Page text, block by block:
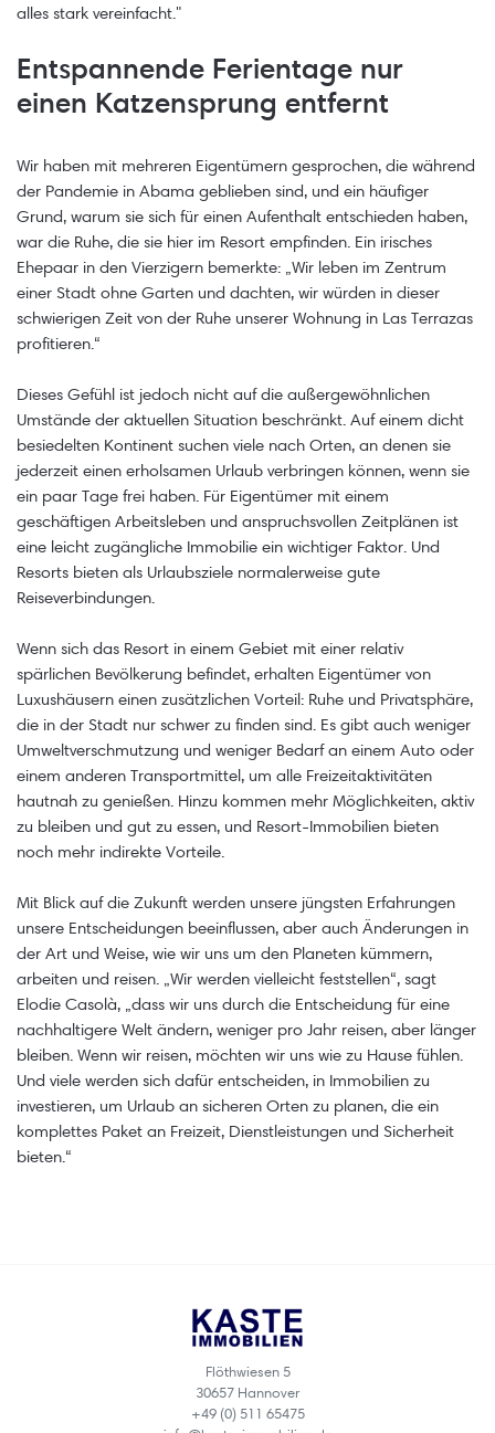
alles stark vereinfacht."
Entspannende Ferientage nur
einen Katzensprung entfernt
Wir haben mit mehreren Eigentümern gesprochen, die während
der Pandemie in Abama geblieben sind, und ein häufiger
Grund, warum sie sich für einen Aufenthalt entschieden haben,
war die Ruhe, die sie hier im Resort empfinden. Ein irisches
Ehepaar in den Vierzigern bemerkte: „Wir leben im Zentrum
einer Stadt ohne Garten und dachten, wir würden in dieser
schwierigen Zeit von der Ruhe unserer Wohnung in Las Terrazas
profitieren.“
Dieses Gefühl ist jedoch nicht auf die außergewöhnlichen
Umstände der aktuellen Situation beschränkt. Auf einem dicht
besiedelten Kontinent suchen viele nach Orten, an denen sie
jederzeit einen erholsamen Urlaub verbringen können, wenn sie
ein paar Tage frei haben. Für Eigentümer mit einem
geschäftigen Arbeitsleben und anspruchsvollen Zeitplänen ist
eine leicht zugängliche Immobilie ein wichtiger Faktor. Und
Resorts bieten als Urlaubsziele normalerweise gute
Reiseverbindungen.
Wenn sich das Resort in einem Gebiet mit einer relativ
spärlichen Bevölkerung befindet, erhalten Eigentümer von
Luxushäusern einen zusätzlichen Vorteil: Ruhe und Privatsphäre,
die in der Stadt nur schwer zu finden sind. Es gibt auch weniger
Umweltverschmutzung und weniger Bedarf an einem Auto oder
einem anderen Transportmittel, um alle Freizeitaktivitäten
hautnah zu genießen. Hinzu kommen mehr Möglichkeiten, aktiv
zu bleiben und gut zu essen, und Resort-Immobilien bieten
noch mehr indirekte Vorteile.
Mit Blick auf die Zukunft werden unsere jüngsten Erfahrungen
unsere Entscheidungen beeinflussen, aber auch Änderungen in
der Art und Weise, wie wir uns um den Planeten kümmern,
arbeiten und reisen. „Wir werden vielleicht feststellen“, sagt
Elodie Casolà, „dass wir uns durch die Entscheidung für eine
nachhaltigere Welt ändern, weniger pro Jahr reisen, aber länger
bleiben. Wenn wir reisen, möchten wir uns wie zu Hause fühlen.
Und viele werden sich dafür entscheiden, in Immobilien zu
investieren, um Urlaub an sicheren Orten zu planen, die ein
komplettes Paket an Freizeit, Dienstleistungen und Sicherheit
bieten.“
Flöthwiesen 5
30657 Hannover
+49 (0) 511 65475